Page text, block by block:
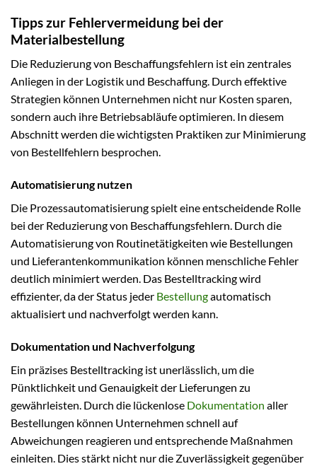
Tipps zur Fehlervermeidung bei der
Materialbestellung
Die Reduzierung von Beschaffungsfehlern ist ein zentrales
Anliegen in der Logistik und Beschaffung. Durch effektive
Strategien können Unternehmen nicht nur Kosten sparen,
sondern auch ihre Betriebsabläufe optimieren. In diesem
Abschnitt werden die wichtigsten Praktiken zur Minimierung
von Bestellfehlern besprochen.
Automatisierung nutzen
Die Prozessautomatisierung spielt eine entscheidende Rolle
bei der Reduzierung von Beschaffungsfehlern. Durch die
Automatisierung von Routinetätigkeiten wie Bestellungen
und Lieferantenkommunikation können menschliche Fehler
deutlich minimiert werden. Das Bestelltracking wird
effizienter, da der Status jeder Bestellungautomatisch
aktualisiert und nachverfolgt werden kann.
Dokumentation und Nachverfolgung
Ein präzises Bestelltracking ist unerlässlich, um die
Pünktlichkeit und Genauigkeit der Lieferungen zu
gewährleisten. Durch die lückenlose Dokumentation aller
Bestellungen können Unternehmen schnell auf
Abweichungen reagieren und entsprechende Maßnahmen
einleiten. Dies stärkt nicht nur die Zuverlässigkeit gegenüber